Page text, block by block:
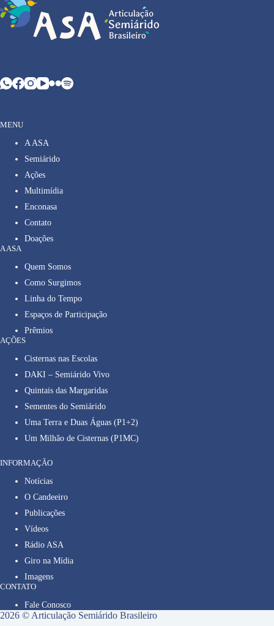
MENU
A ASA
Semiárido
Ações
Multimídia
Enconasa
Contato
Doações
A ASA
Quem Somos
Como Surgimos
Linha do Tempo
Espaços de Participação
Prêmios
AÇÕES
Cisternas nas Escolas
DAKI – Semiárido Vivo
Quintais das Margaridas
Sementes do Semiárido
Uma Terra e Duas Águas (P1+2)
Um Milhão de Cisternas (P1MC)
INFORMAÇÃO
Notícias
O Candeeiro
Publicações
Vídeos
Rádio ASA
Giro na Mídia
Imagens
CONTATO
Fale Conosco
2026 © Articulação Semiárido Brasileiro